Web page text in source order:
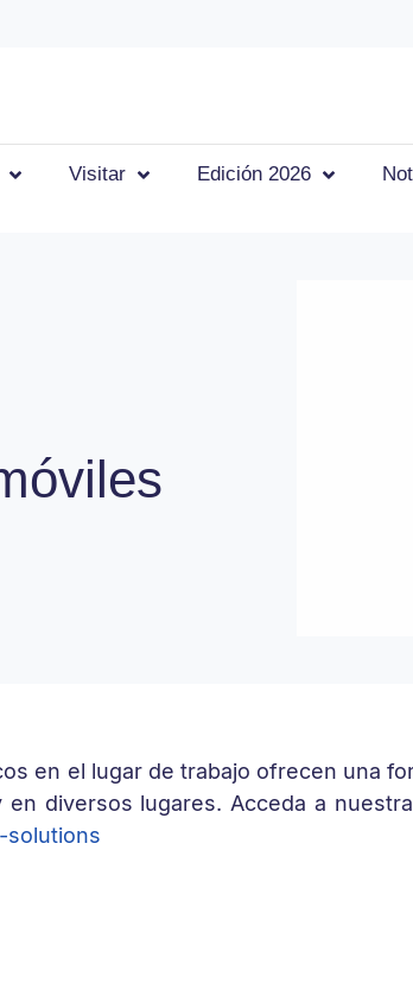
Visitar Edición 2026
en el lugar de trabajo ofrecen una
diversos lugares. Acceda a
solutions